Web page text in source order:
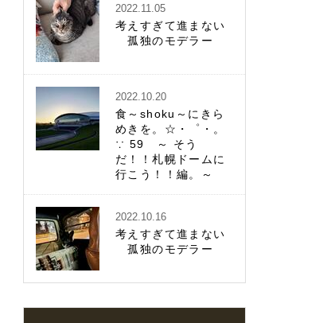
2022.11.05
考えすぎて進まない
孤独のモデラー
2022.10.20
食～shoku～にきら
めきを。☆・゜・。
∵ 59 ～ そう
だ！！札幌ドームに
行こう！！編。～
2022.10.16
考えすぎて進まない
孤独のモデラー